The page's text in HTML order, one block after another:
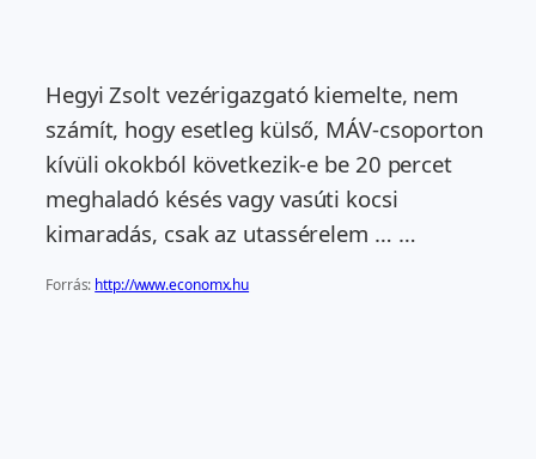
Hegyi Zsolt vezérigazgató kiemelte, nem
számít, hogy esetleg külső, MÁV-csoporton
kívüli okokból következik-e be 20 percet
meghaladó késés vagy vasúti kocsi
kimaradás, csak az utassérelem … …
Forrás: http://www.economx.hu